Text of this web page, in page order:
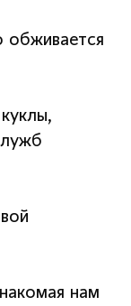
обживается
нам